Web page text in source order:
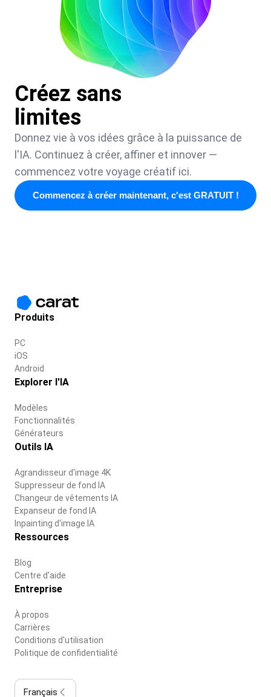
Créez sans
limites
Donnez vie à vos idées grâce à la puissance de
l'IA. Continuez à créer, affiner et innover —
commencez votre voyage créatif ici.
Commencez à créer maintenant, c'est GRATUIT !
Produits
PC
iOS
Android
Explorer l'IA
Modèles
Fonctionnalités
Générateurs
Outils IA
Agrandisseur d'image 4K
Suppresseur de fond IA
Changeur de vêtements IA
Expanseur de fond IA
Inpainting d'image IA
Ressources
Blog
Centre d'aide
Entreprise
À propos
Carrières
Conditions d'utilisation
Politique de confidentialité
Français